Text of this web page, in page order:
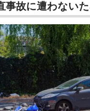
事故に遭わない